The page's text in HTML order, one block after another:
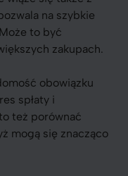
na szybkie
to być
zakupach.
obowiązku
spłaty i
też porównać
mogą się znacząco